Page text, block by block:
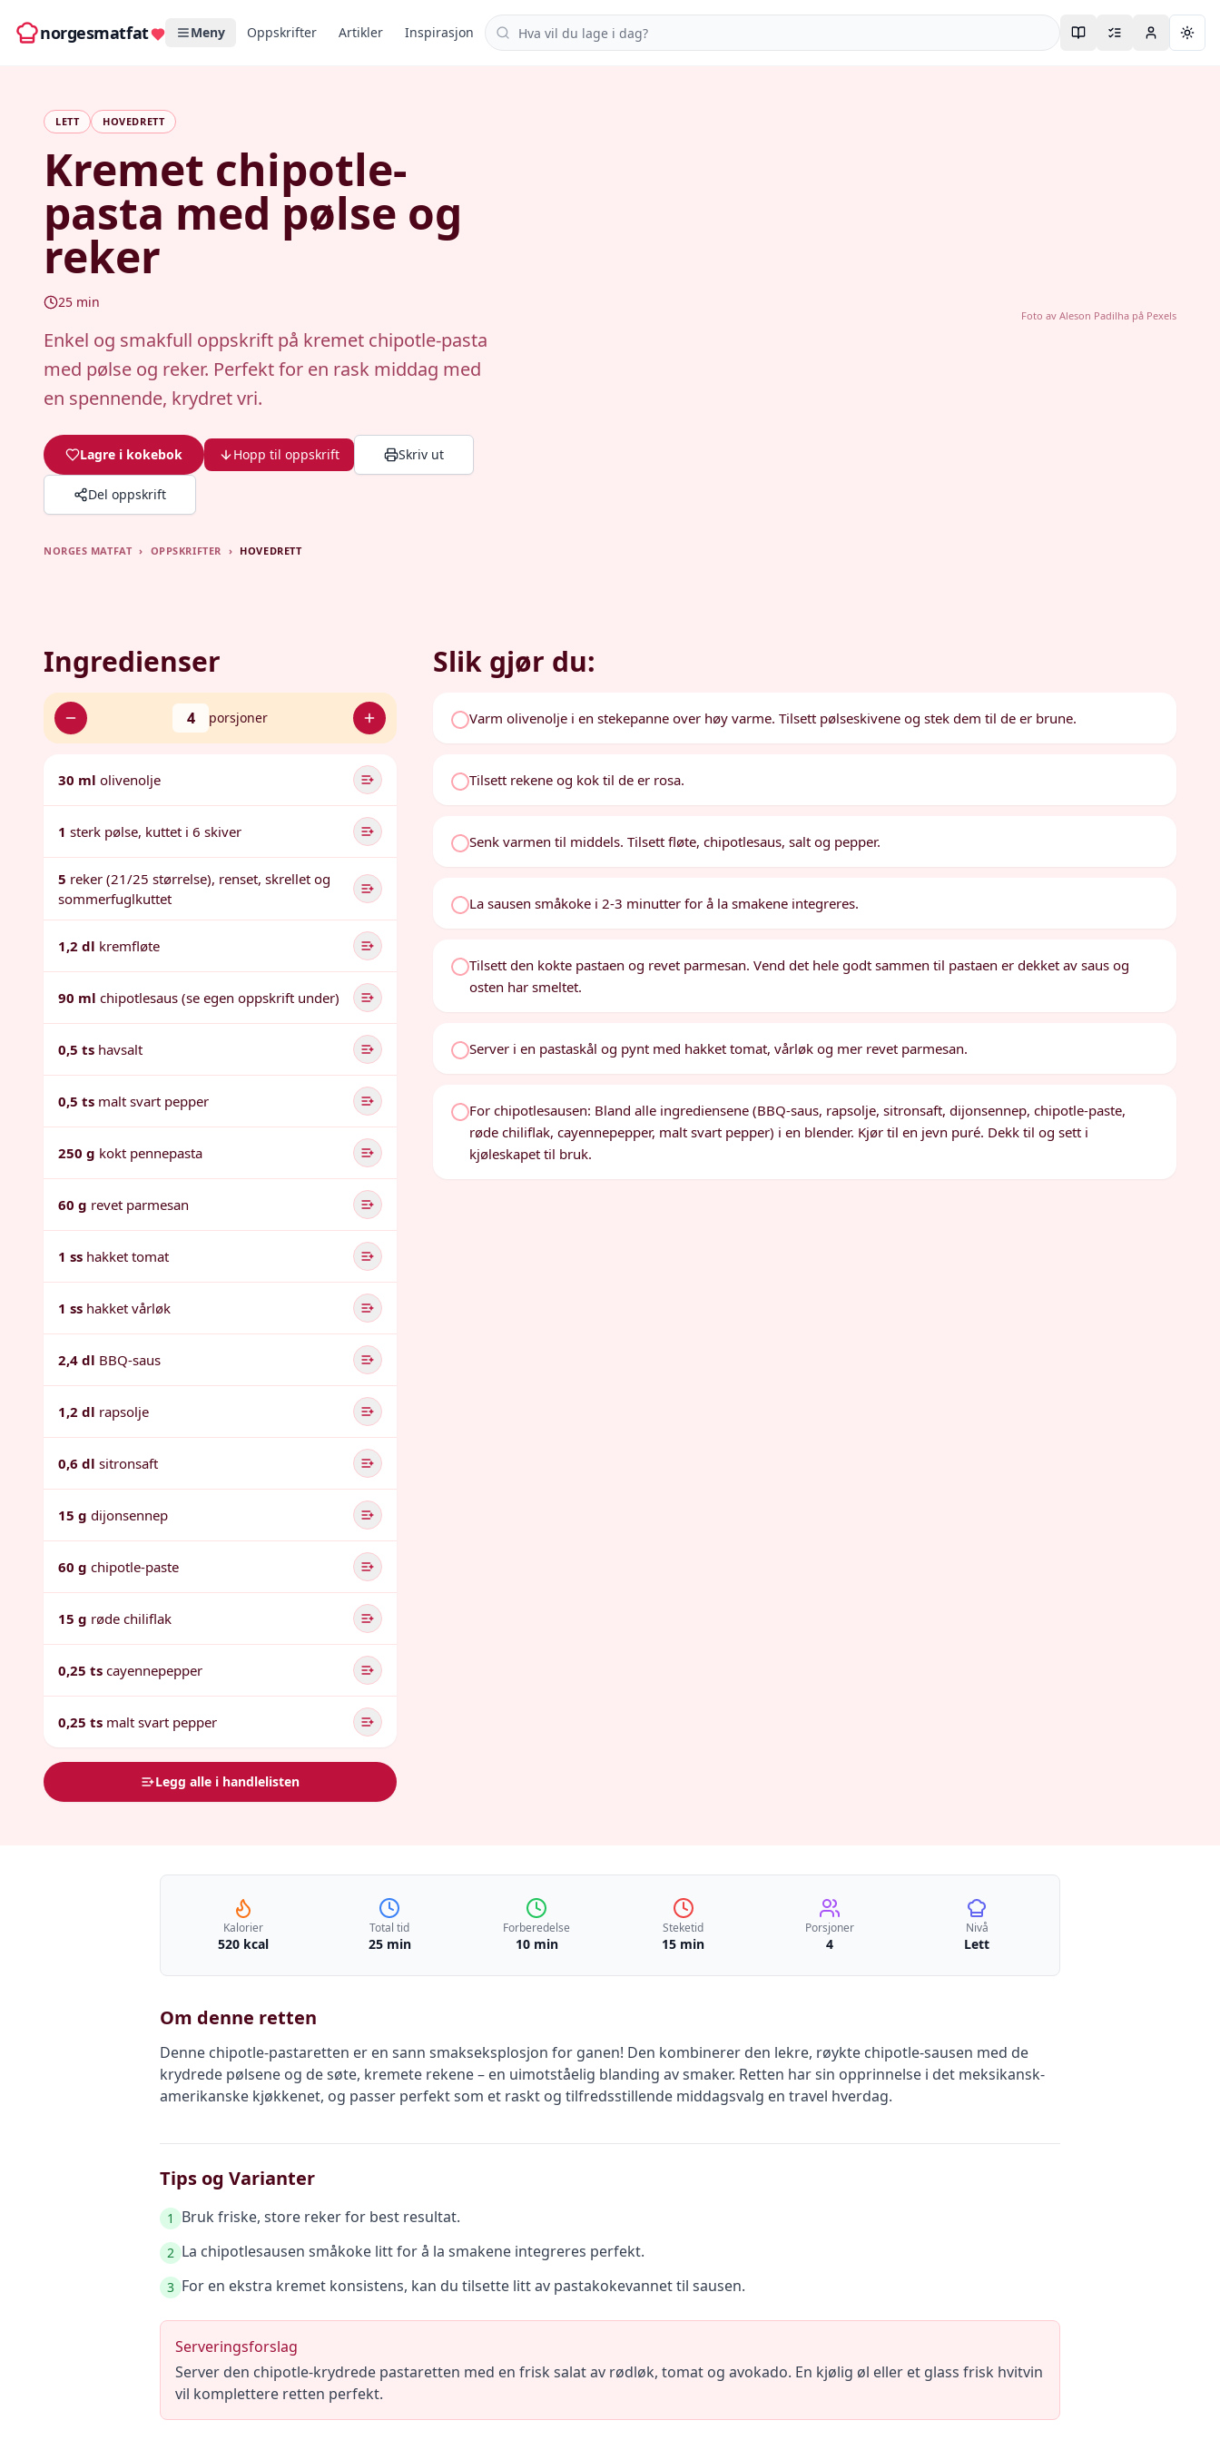
norgesmatfat Meny Oppskrifter Artikler Inspirasjon Søk i oppskrifter
LETT HOVEDRETT
Kremet chipotle-
pasta med pølse og
reker
25 min
Enkel og smakfull oppskrift på kremet chipotle-pasta
med pølse og reker. Perfekt for en rask middag med
en spennende, krydret vri.
Lagre i kokebok Hopp til oppskrift Skriv ut
Del oppskrift
Foto av Aleson Padilhapå Pexels
NORGES MATFAT › OPPSKRIFTER › HOVEDRETT
Ingredienser
4 porsjoner
30 ml olivenolje
1 sterk pølse, kuttet i 6 skiver
5 reker (21/25 størrelse), renset, skrellet og
sommerfuglkuttet
1,2 dl kremfløte
90 ml chipotlesaus (se egen oppskrift under)
0,5 ts havsalt
0,5 ts malt svart pepper
250 g kokt pennepasta
60 g revet parmesan
1 ss hakket tomat
1 ss hakket vårløk
2,4 dl BBQ-saus
1,2 dl rapsolje
0,6 dl sitronsaft
15 g dijonsennep
60 g chipotle-paste
15 g røde chiliflak
0,25 ts cayennepepper
0,25 ts malt svart pepper
Legg alle i handlelisten
Slik gjør du:
Varm olivenolje i en stekepanne over høy varme. Tilsett pølseskivene og stek dem til de er brune.
Tilsett rekene og kok til de er rosa.
Senk varmen til middels. Tilsett fløte, chipotlesaus, salt og pepper.
La sausen småkoke i 2-3 minutter for å la smakene integreres.
Tilsett den kokte pastaen og revet parmesan. Vend det hele godt sammen til pastaen er dekket av saus og
osten har smeltet.
Server i en pastaskål og pynt med hakket tomat, vårløk og mer revet parmesan.
For chipotlesausen: Bland alle ingrediensene (BBQ-saus, rapsolje, sitronsaft, dijonsennep, chipotle-paste,
røde chiliflak, cayennepepper, malt svart pepper) i en blender. Kjør til en jevn puré. Dekk til og sett i
kjøleskapet til bruk.
Kalorier
520 kcal
Total tid
25 min
Forberedelse
10 min
Steketid
15 min
Porsjoner
4
Nivå
Lett
Om denne retten
Denne chipotle-pastaretten er en sann smakseksplosjon for ganen! Den kombinerer den lekre, røykte chipotle-sausen med de
krydrede pølsene og de søte, kremete rekene – en uimotståelig blanding av smaker. Retten har sin opprinnelse i det meksikansk-
amerikanske kjøkkenet, og passer perfekt som et raskt og tilfredsstillende middagsvalg en travel hverdag.
Tips og Varianter
1 Bruk friske, store reker for best resultat.
2 La chipotlesausen småkoke litt for å la smakene integreres perfekt.
3 For en ekstra kremet konsistens, kan du tilsette litt av pastakokevannet til sausen.
Serveringsforslag
Server den chipotle-krydrede pastaretten med en frisk salat av rødløk, tomat og avokado. En kjølig øl eller et glass frisk hvitvin
vil komplettere retten perfekt.